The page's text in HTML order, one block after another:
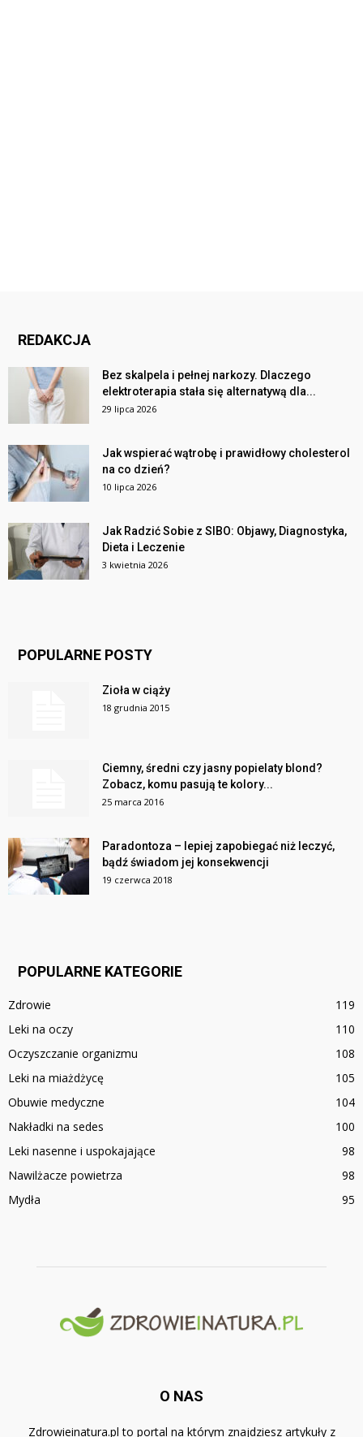
REDAKCJA
Bez skalpela i pełnej narkozy. Dlaczego
elektroterapia stała się alternatywą dla...
29 lipca 2026
Jak wspierać wątrobę i prawidłowy cholesterol
na co dzień?
10 lipca 2026
Jak Radzić Sobie z SIBO: Objawy, Diagnostyka,
Dieta i Leczenie
3 kwietnia 2026
POPULARNE POSTY
Zioła w ciąży
18 grudnia 2015
Ciemny, średni czy jasny popielaty blond?
Zobacz, komu pasują te kolory...
25 marca 2016
Paradontoza – lepiej zapobiegać niż leczyć,
bądź świadom jej konsekwencji
19 czerwca 2018
POPULARNE KATEGORIE
Zdrowie
119
Leki na oczy
110
Oczyszczanie organizmu
108
Leki na miażdżycę
105
Obuwie medyczne
104
Nakładki na sedes
100
Leki nasenne i uspokajające
98
Nawilżacze powietrza
98
Mydła
95
O NAS
Zdrowieinatura.pl to portal na którym znajdziesz artykuły z